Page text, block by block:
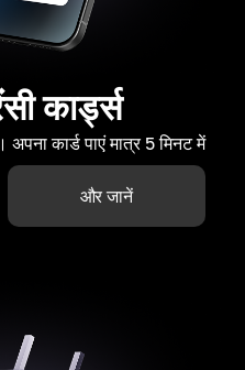
कार्ड्स
कार्ड पाएं मात्र 5 मिनट में
और जानें